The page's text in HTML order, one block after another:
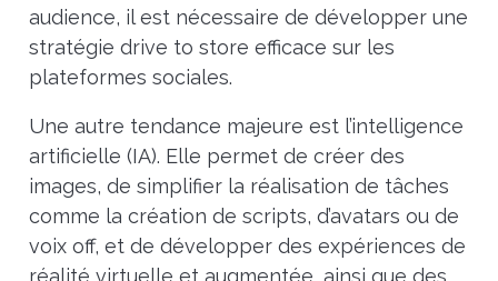
audience, il est nécessaire de développer une
stratégie drive to store efficace sur les
plateformes sociales.
Une autre tendance majeure est l’intelligence
artificielle (IA). Elle permet de créer des
images, de simplifier la réalisation de tâches
comme la création de scripts, d’avatars ou de
voix off, et de développer des expériences de
réalité virtuelle et augmentée, ainsi que des